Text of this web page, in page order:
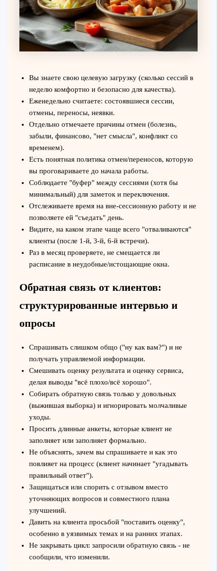
Вы знаете свою целевую загрузку (сколько сессий в
неделю комфортно и безопасно для качества).
Еженедельно считаете: состоявшиеся сессии,
отмены, переносы, неявки.
Отдельно отмечаете причины отмен (болезнь,
забыли, финансово, "нет смысла", конфликт со
временем).
Есть понятная политика отмен/переносов, которую
вы проговариваете до начала работы.
Соблюдаете "буфер" между сессиями (хотя бы
минимальный) для заметок и переключения.
Отслеживаете время на вне-сессионную работу и не
позволяете ей "съедать" день.
Видите, на каком этапе чаще всего "отваливаются"
клиенты (после 1-й, 3-й, 6-й встречи).
Раз в месяц проверяете, не смещается ли
расписание в неудобные/истощающие окна.
Обратная связь от клиентов:
структурированные интервью и
опросы
Спрашивать слишком общо ("ну как вам?") и не
получать управляемой информации.
Смешивать оценку результата и оценку сервиса,
делая выводы "всё плохо/всё хорошо".
Собирать обратную связь только у довольных
(выжившая выборка) и игнорировать молчаливые
уходы.
Просить длинные анкеты, которые клиент не
заполняет или заполняет формально.
Не объяснять, зачем вы спрашиваете и как это
повлияет на процесс (клиент начинает "угадывать
правильный ответ").
Защищаться или спорить с отзывом вместо
уточняющих вопросов и совместного плана
улучшений.
Давить на клиента просьбой "поставить оценку",
особенно в уязвимых темах и на ранних этапах.
Не закрывать цикл: запросили обратную связь - не
сообщили, что изменили.